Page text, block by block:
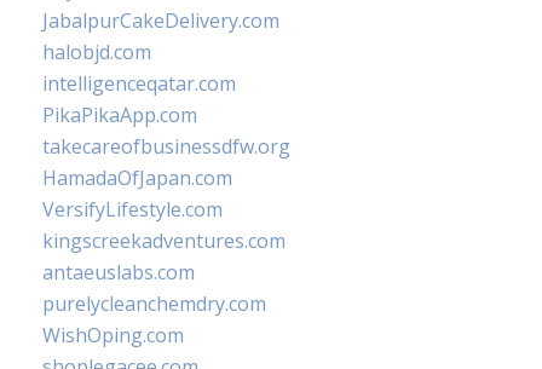
JabalpurCakeDelivery.com
halobjd.com
intelligenceqatar.com
PikaPikaApp.com
takecareofbusinessdfw.org
HamadaOfJapan.com
VersifyLifestyle.com
kingscreekadventures.com
antaeuslabs.com
purelycleanchemdry.com
WishOping.com